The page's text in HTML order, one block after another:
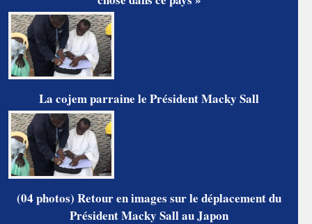
La cojem parraine le Président Macky Sall
(04 photos) Retour en images sur le déplacement du
Président Macky Sall au Japon